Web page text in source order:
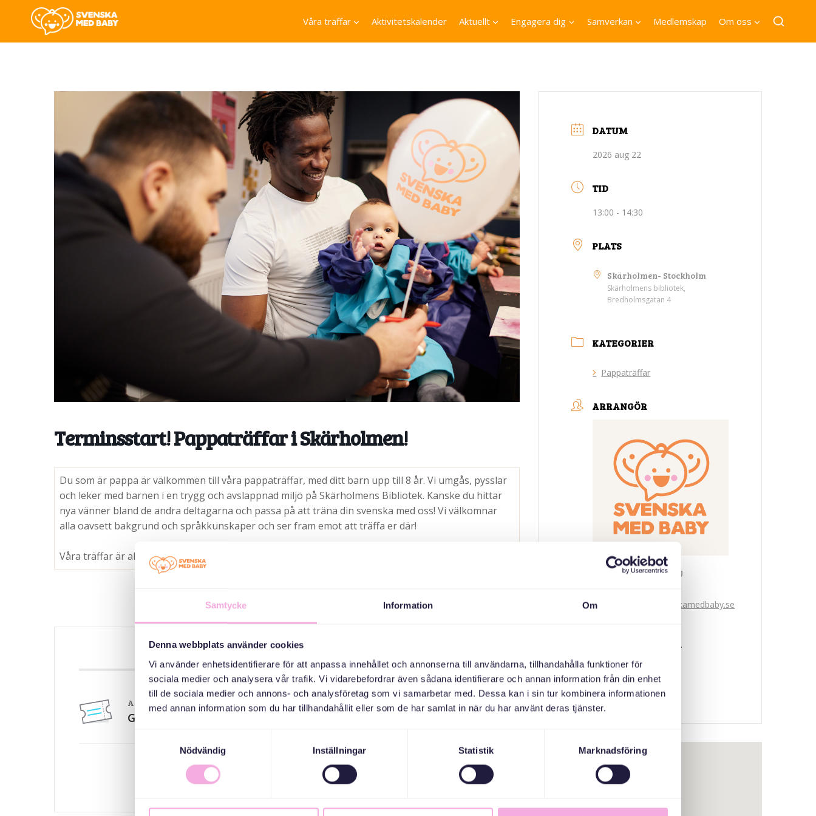
Samtycke Information Om
Denna webbplats använder cookies
Vi använder enhetsidentifierare för att anpassa innehållet och annonserna till användarna, tillhandahålla funktioner för
sociala medier och analysera vår trafik. Vi vidarebefordrar även sådana identifierare och annan information från din enhet
till de sociala medier och annons- och analysföretag som vi samarbetar med. Dessa kan i sin tur kombinera informationen
med annan information som du har tillhandahållit eller som de har samlat in när du har använt deras tjänster.
Nödvändig
Inställningar Statistik Marknadsföring
Våra träffar Aktivitetskalender Aktuellt Engagera dig Samverkan Medlemskap Om oss
Terminsstart! Pappaträffar i Skärholmen!
Du som är pappa är välkommen till våra pappaträffar, med ditt barn upp till 8 år. Vi umgås, pysslar
och leker med barnen i en trygg och avslappnad miljö på Skärholmens Bibliotek. Kanske du hittar
nya vänner bland de andra deltagarna och passa på att träna din svenska med oss! Vi välkomnar
alla oavsett bakgrund och språkkunskaper och ser fram emot att träffa er där!
Våra träffar är alltid gratis. Välkomna!
Anmälan till pappaträff
Gratis
DATUM
2026 aug 22
TID
13:00 - 14:30
PLATS
Skärholmen- Stockholm
Skärholmens bibliotek,
Bredholmsgatan 4
KATEGORIER
Pappaträffar
ARRANGÖR
Svenska med baby
bokningen@svenskamedbaby.se
MEDARRANGÖRER
Gålöstiftelsen